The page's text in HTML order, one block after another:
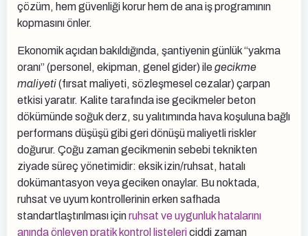
çözüm, hem güvenliği korur hem de ana iş programının
kopmasını önler.
Ekonomik açıdan bakıldığında, şantiyenin günlük “yakma
oranı” (personel, ekipman, genel gider) ilegecikme
maliyeti(fırsat maliyeti, sözleşmesel cezalar) çarpan
etkisi yaratır. Kalite tarafında ise gecikmeler beton
dökümünde soğuk derz, su yalıtımında hava koşuluna bağlı
performans düşüşü gibi geri dönüşü maliyetli riskler
doğurur. Çoğu zaman gecikmenin sebebi teknikten
ziyade süreç yönetimidir: eksik izin/ruhsat, hatalı
dokümantasyon veya geciken onaylar. Bu noktada,
ruhsat ve uyum kontrollerinin erken safhada
standartlaştırılması içinruhsat ve uygunluk hatalarını
anında önleyen pratik kontrol listelericiddi zaman